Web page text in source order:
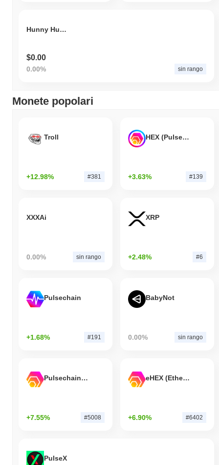
Hunny Hug Token
$0.00
0.00% sin rango
Monete popolari
Troll
+12.98% #381
HEX (Pulsechain)
+3.63% #139
XXXAi
0.00% sin rango
XRP
+2.48% #6
Pulsechain
+1.68% #191
BabyNot
0.00% sin rango
Pulsechain Bridged HEX (Pulsechain)
+7.55% #5008
eHEX (Ethereum)
+6.90% #6402
PulseX